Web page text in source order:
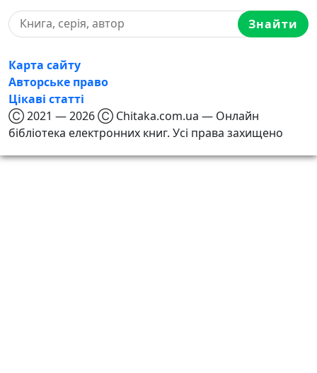
Знайти
Карта сайту
Авторське право
Цікаві статті
Ⓒ 2021 — 2026 Ⓒ Chitaka.com.ua — Онлайн
бібліотека електронних книг. Усі права захищено